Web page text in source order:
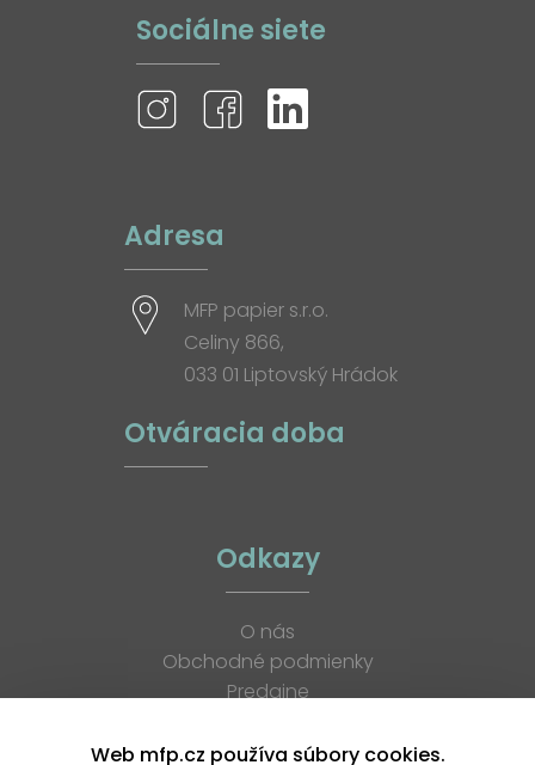
Sociálne siete
Adresa
MFP papier s.r.o.
Celiny 866,
033 01 Liptovský Hrádok
Otváracia doba
Odkazy
O nás
Obchodné podmienky
Predajne
K stiahnutiu
Web mfp.cz používa súbory cookies.